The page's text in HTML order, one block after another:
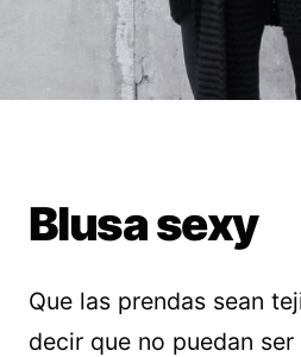
Blusa sexy
Que las prendas sean
decir que no puedan